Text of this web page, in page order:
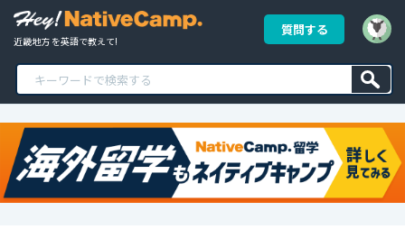
近畿地方 を英語で教えて!
質問する